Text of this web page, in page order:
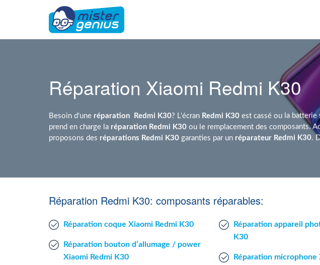
Réparation Xiaomi Redmi K30
Besoin d'une réparation Redmi K30? L'écran Redmi K30 est cassé ou la
prend en charge la réparation Redmi K30 ou le remplacement des composants.
proposons des réparations Redmi K30 garanties par un réparateur Redmi K30.
Réparation Redmi K30: composants réparables:
Réparation coque Xiaomi Redmi K30
Réparation bouton d’allumage / power
Xiaomi Redmi K30
Réparation appareil
K30
Réparation microphone